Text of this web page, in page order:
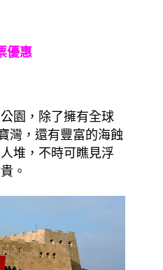
優惠
園，除了擁有全球
灣，還有豐富的海蝕
堆，不時可瞧見浮
。